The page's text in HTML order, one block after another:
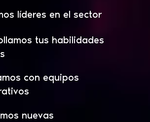
líderes en el sector
tus habilidades
con equipos
nuevas